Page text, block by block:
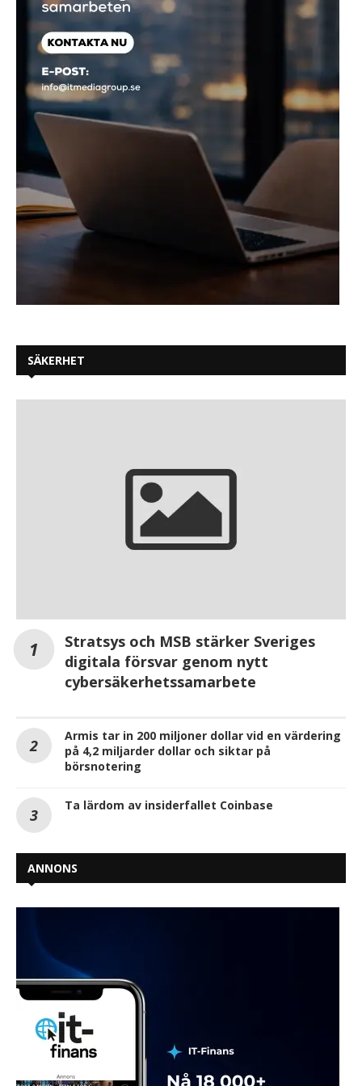
SÄKERHET
Stratsys och MSB stärker Sveriges
digitala försvar genom nytt
cybersäkerhetssamarbete
Armis tar in 200 miljoner dollar vid en värdering
på 4,2 miljarder dollar och siktar på
börsnotering
Ta lärdom av insiderfallet Coinbase
ANNONS